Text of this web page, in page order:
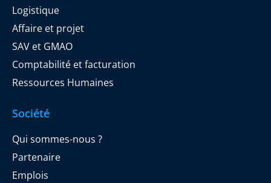
Logistique
Affaire et projet
SAV et GMAO
Comptabilité et facturation
Ressources Humaines
Société
Qui sommes-nous ?
Partenaire
Emplois